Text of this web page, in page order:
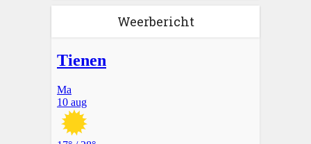
Weerbericht